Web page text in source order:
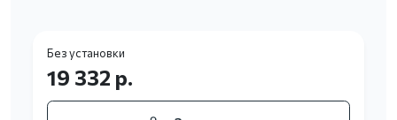
Без установки
19 332 р.